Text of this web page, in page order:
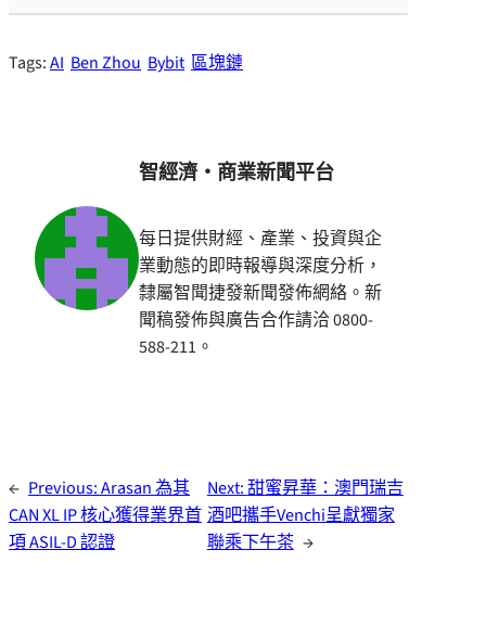
Tags:AI Ben Zhou Bybit 區塊鏈
智經濟・商業新聞平台
每日提供財經、產業、投資與企
業動態的即時報導與深度分析，
隸屬智聞捷發新聞發佈網絡。新
聞稿發佈與廣告合作請洽 0800-
588-211。
← Previous:Arasan 為其
CAN XL IP 核心獲得業界首
項 ASIL-D 認證
Next:甜蜜昇華：澳門瑞吉
酒吧攜手Venchi呈獻獨家
聯乘下午茶 →